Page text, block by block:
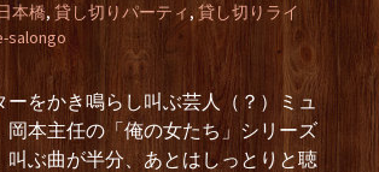
本橋, 貸し切りパーティ ,貸し切りライ
salongo
ーをかき鳴らし叫ぶ芸人（？）ミュ
岡本主任の「俺の女たち」シリーズ
叫ぶ曲が半分、あとはしっとりと聴